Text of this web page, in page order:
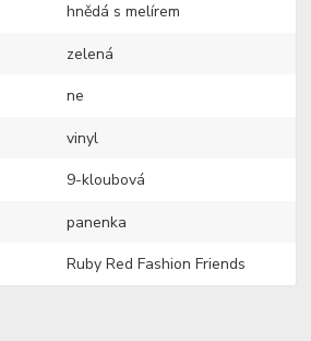
hnědá s melírem
zelená
ne
vinyl
9-kloubová
panenka
Ruby Red Fashion Friends